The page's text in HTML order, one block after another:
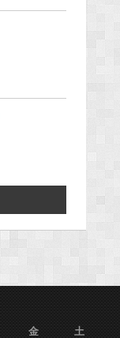
金 土